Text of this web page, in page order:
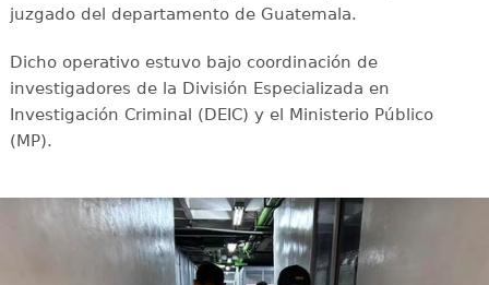
juzgado del departamento de Guatemala.
Dicho operativo estuvo bajo coordinación de
investigadores de la División Especializada en
Investigación Criminal (DEIC) y el Ministerio Público
(MP).